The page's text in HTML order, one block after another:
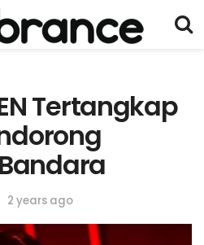
Tertangkap
2 years ago